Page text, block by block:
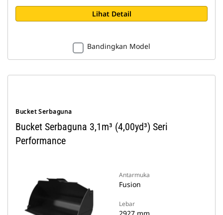
Lihat Detail
Bandingkan Model
Bucket Serbaguna
Bucket Serbaguna 3,1m³ (4,00yd³) Seri
Performance
Antarmuka
Fusion
Lebar